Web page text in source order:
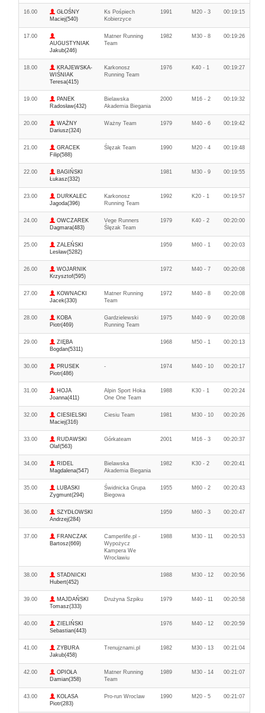
16.00
GŁOŚNY
Maciej(540)
Ks Pośpiech
Kobierzyce
1991 M20 - 3 00:19:15
17.00
AUGUSTYNIAK
Jakub(246)
Matner Running
Team
1982 M30 - 8 00:19:26
18.00
KRAJEWSKA-
WIŚNIAK
Teresa(415)
Karkonosz
Running Team
1976 K40 - 1 00:19:27
19.00
PANEK
Radosław(432)
Bielawska
Akademia Biegania
2000 M16 - 2 00:19:32
20.00
WAŻNY
Dariusz(324)
Ważny Team 1979 M40 - 6 00:19:42
21.00
GRACEK
Filip(588)
Ślęzak Team 1990 M20 - 4 00:19:48
22.00
BAGIŃSKI
Łukasz(332)
1981 M30 - 9 00:19:55
23.00
DURKALEC
Jagoda(396)
Karkonosz
Running Team
1992 K20 - 1 00:19:57
24.00
OWCZAREK
Dagmara(483)
Vege Runners
Ślęzak Team
1979 K40 - 2 00:20:00
25.00
ZALEŃSKI
Lesław(5282)
1959 M60 - 1 00:20:03
26.00
WOJARNIK
Krzysztof(595)
1972 M40 - 7 00:20:08
27.00
KOWNACKI
Jacek(330)
Matner Running
Team
1972 M40 - 8 00:20:08
28.00
KOBA
Piotr(469)
Gardzielewski
Running Team
1975 M40 - 9 00:20:08
29.00
ZIĘBA
Bogdan(5311)
1968 M50 - 1 00:20:13
30.00
PRUSEK
Piotr(486)
- 1974 M40 - 10 00:20:17
31.00
HOJA
Joanna(411)
Alpin Sport Hoka
One One Team
1988 K30 - 1 00:20:24
32.00
CIESIELSKI
Maciej(316)
Ciesiu Team 1981 M30 - 10 00:20:26
33.00
RUDAWSKI
Olaf(563)
Górkateam 2001 M16 - 3 00:20:37
34.00
RIDEL
Magdalena(547)
Bielawska
Akademia Biegania
1982 K30 - 2 00:20:41
35.00
LUBASKI
Zygmunt(294)
Świdnicka Grupa
Biegowa
1955 M60 - 2 00:20:43
36.00
SZYDŁOWSKI
Andrzej(284)
1959 M60 - 3 00:20:47
37.00
FRANCZAK
Bartosz(669)
Camperlife.pl -
Wypożycz
Kampera We
Wrocławiu
1988 M30 - 11 00:20:53
38.00
STADNICKI
Hubert(452)
1988 M30 - 12 00:20:56
39.00
MAJDAŃSKI
Tomasz(333)
Drużyna Szpiku 1979 M40 - 11 00:20:58
40.00
ZIELIŃSKI
Sebastian(443)
1976 M40 - 12 00:20:59
41.00
ZYBURA
Jakub(458)
Trenujznami.pl 1982 M30 - 13 00:21:04
42.00
OPIOŁA
Damian(358)
Matner Running
Team
1989 M30 - 14 00:21:07
43.00
KOLASA
Piotr(283)
Pro-run Wroclaw 1990 M20 - 5 00:21:07